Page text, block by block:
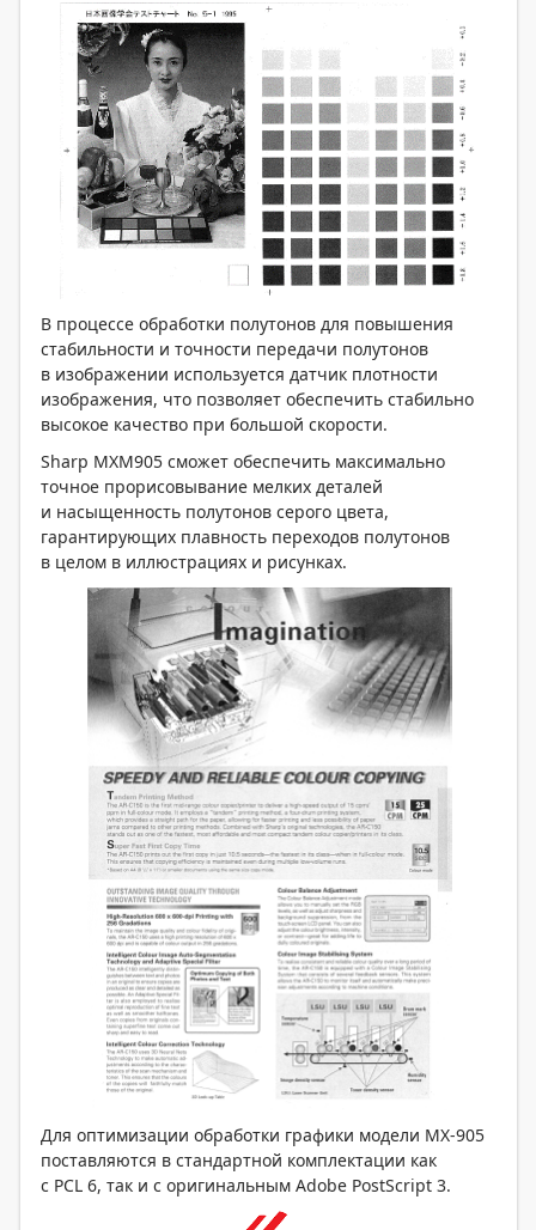
В процессе обработки полутонов для повышения
стабильности и точности передачи полутонов
в изображении используется датчик плотности
изображения, что позволяет обеспечить стабильно
высокое качество при большой скорости.
Sharp MXM905 сможет обеспечить максимально
точное прорисовывание мелких деталей
и насыщенность полутонов серого цвета,
гарантирующих плавность переходов полутонов
в целом в иллюстрациях и рисунках.
Для оптимизации обработки графики модели MX-905
поставляются в стандартной комплектации как
с PCL 6, так и с оригинальным Adobe PostScript 3.